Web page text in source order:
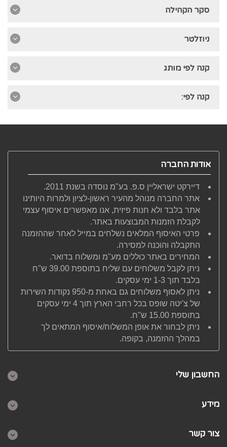
סקר הקהילה
ניוזלטר
קנה לפי מותג
קנה לפי:
אודות החברה
דיירקט ישראליין ס.פ. בע"מ נוסדה בשנת 2011.
אתר החברה מנוהל מהעיר ראשון-לציון ולמרות היותינו
אתר בלבד ולא חנות פיזית, אנו מאפשרים איסוף עצמי
לקבלת הזמנות המבוצעות באתר.
פרטי האיסוף המלאים נשלחים במייל לאחר שההזמנה
התקבלה והוכנה למסירה.
המחירים באתר כוללים מע"מ ומשלוח בדואר.
ניתן לקבל משלוחים עם שליח בתוספת 39.00 ש"ח
בלבד תוך 1-3 ימי עסקים.
ניתן לאסוף משלוחים גם באחת מ-950 נקודות השירות
של צ'יטה שופס בכל רחבי הארץ תוך 4 ימי עסקים
בתוספת 15.00 ש"ח.
ניתן לבחור את אופן המשלוח/איסוף המתאים לך
במהלך ההזמנה, בקופה.
החשבון שלי
מידע
צור קשר